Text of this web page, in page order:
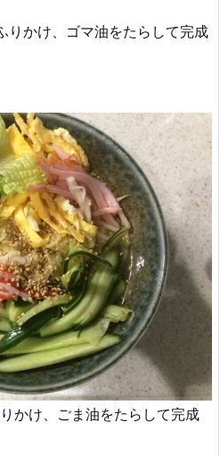
りかけ、ゴマ油をたらして完成
かけ、ごま油をたらして完成